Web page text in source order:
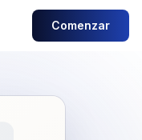
Comenzar